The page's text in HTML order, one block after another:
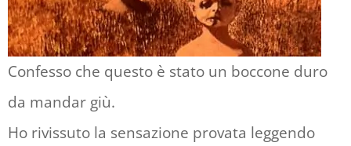
Confesso che questo è stato un boccone duro
da mandar giù.
Ho rivissuto la sensazione provata leggendo